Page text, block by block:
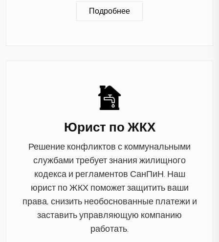
Подробнее
Юрист по ЖКХ
Решение конфликтов с коммунальными
службами требует знания жилищного
кодекса и регламентов СанПиН. Наш
юрист по ЖКХ поможет защитить ваши
права, снизить необоснованные платежи и
заставить управляющую компанию
работать.